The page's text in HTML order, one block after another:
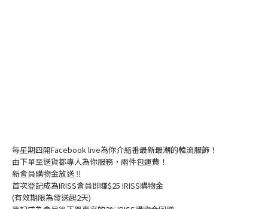
每星期四開Facebook live為你介紹番最新最潮的韓流服飾！
由下單至送貨都專人為你服務，兩件包運費！
新會員購物金放送 ‼️
首次登記成為IRISS會員即賺$25 IRISS購物金
(有效期限為發送起2天)